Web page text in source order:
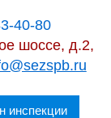
40-80
шоссе, д.2,
инспекции